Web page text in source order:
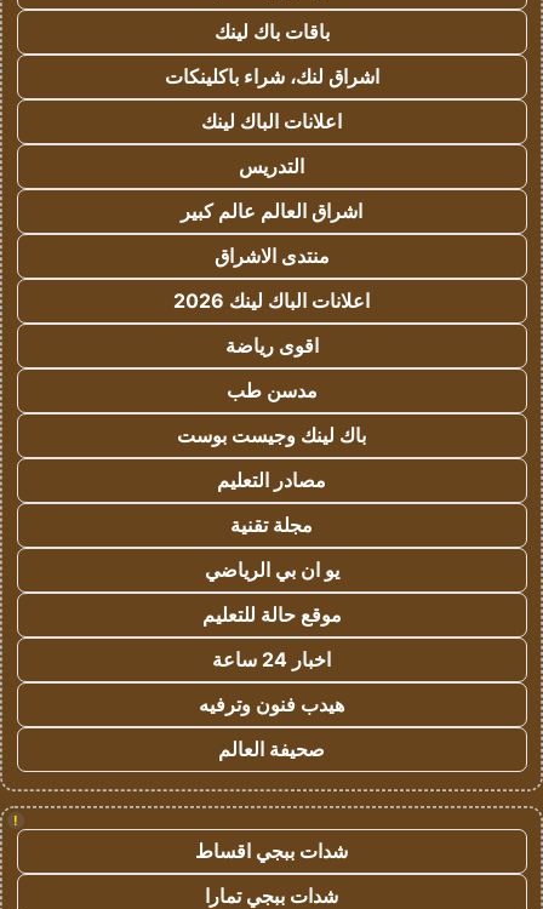
باقات باك لينك
اشراق لنك، شراء باكلينكات
اعلانات الباك لينك
التدريس
اشراق العالم عالم كبير
منتدى الاشراق
اعلانات الباك لينك 2026
اقوى رياضة
مدسن طب
باك لينك وجيست بوست
مصادر التعليم
مجلة تقنية
يو ان بي الرياضي
موقع حالة للتعليم
اخبار 24 ساعة
هيدب فنون وترفيه
صحيفة العالم
!
شدات ببجي اقساط
شدات ببجي تمارا